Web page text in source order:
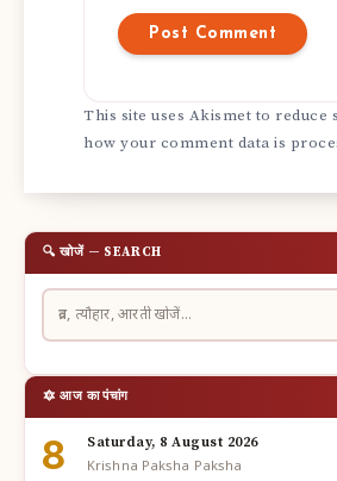
This site uses Akismet to reduce
how your comment data is
🔍 खोजें — SEARCH
🔯 आज का पंचांग
8 Saturday, 8 August 2026
Krishna Paksha Paksha